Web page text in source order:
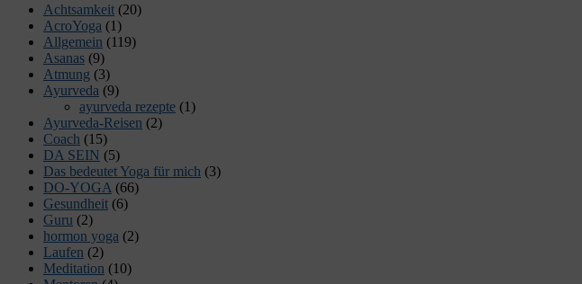
Achtsamkeit (20)
AcroYoga (1)
Allgemein (119)
Asanas (9)
Atmung (3)
Ayurveda (9)
ayurveda rezepte (1)
Ayurveda-Reisen (2)
Coach (15)
DA SEIN (5)
Das bedeutet Yoga für mich (3)
DO-YOGA (66)
Gesundheit (6)
Guru (2)
hormon yoga (2)
Laufen (2)
Meditation (10)